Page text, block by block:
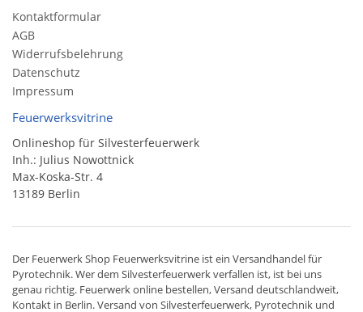
Kontaktformular
AGB
Widerrufsbelehrung
Datenschutz
Impressum
Feuerwerksvitrine
Onlineshop für Silvesterfeuerwerk
Inh.: Julius Nowottnick
Max-Koska-Str. 4
13189 Berlin
Der Feuerwerk Shop Feuerwerksvitrine ist ein Versandhandelfür
Pyrotechnik. Wer dem Silvesterfeuerwerk verfallen ist, ist bei uns
genau richtig. Feuerwerk online bestellen,Versand deutschlandweit,
Kontakt in Berlin. Versand von Silvesterfeuerwerk, Pyrotechnik und